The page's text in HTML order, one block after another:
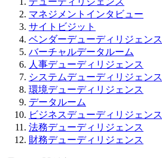
マネジメントインタビュー
サイトビジット
ベンダーデューディリジェンス
バーチャルデータルーム
人事デューディリジェンス
システムデューディリジェンス
環境デューディリジェンス
データルーム
ビジネスデューディリジェンス
法務デューディリジェンス
財務デューディリジェンス